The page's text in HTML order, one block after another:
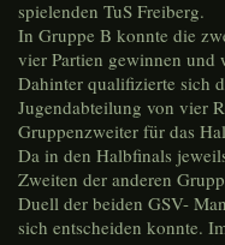
spielenden TuS Freiberg.
In Gruppe B konnte die
vier Partien gewinnen und
Dahinter qualifizierte sich
Jugendabteilung von vier
Gruppenzweiter für das
Da in den Halbfinals
Zweiten der anderen
Duell der beiden GSV-
sich entscheiden konnte.